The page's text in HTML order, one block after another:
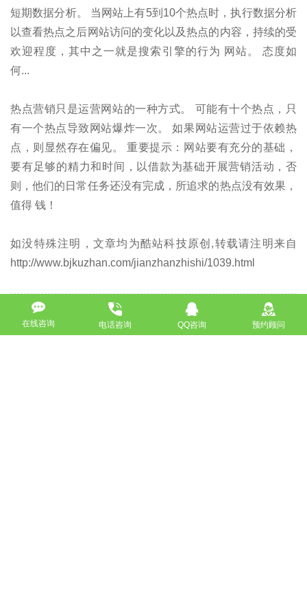
短期数据分析。 当网站上有5到10个热点时，执行数据分析
以查看热点之后网站访问的变化以及热点的内容，持续的受
欢迎程度，其中之一就是搜索引擎的行为 网站。 态度如
何...
热点营销只是运营网站的一种方式。 可能有十个热点，只
有一个热点导致网站爆炸一次。 如果网站运营过于依赖热
点，则显然存在偏见。 重要提示：网站要有充分的基础，
要有足够的精力和时间，以借款为基础开展营销活动，否
则，他们的日常任务还没有完成，所追求的热点没有效果，
值得 钱！
如没特殊注明，文章均为酷站科技原创,转载请注明来自
http://www.bjkuzhan.com/jianzhanzhishi/1039.html
上一篇：网站为什么要进行备案 好处有哪些
在线咨询 电话咨询 QQ咨询 预约顾问